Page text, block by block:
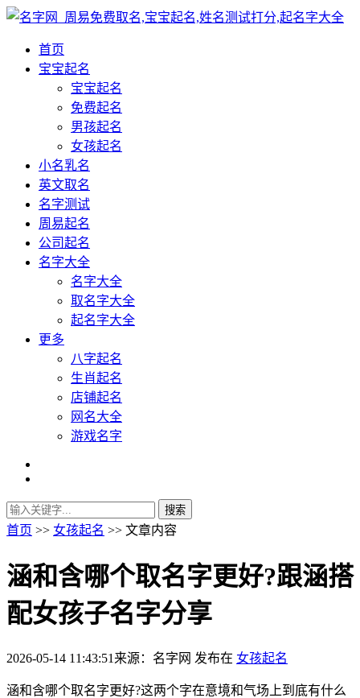
首页
宝宝起名
宝宝起名
免费起名
男孩起名
女孩起名
小名乳名
英文取名
名字测试
周易起名
公司起名
名字大全
名字大全
取名字大全
起名字大全
更多
八字起名
生肖起名
店铺起名
网名大全
游戏名字
首页 >> 女孩起名 >> 文章内容
涵和含哪个取名字更好?跟涵搭
配女孩子名字分享
2026-05-14 11:43:51 来源：名字网 发布在 女孩起名
涵和含哪个取名字更好?这两个字在意境和气场上到底有什么